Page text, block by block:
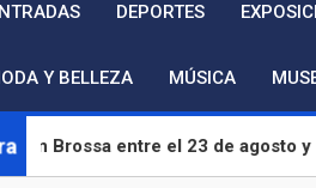
DEPORTES
Y BELLEZA MÚSICA
entre el 23 de agosto y el 13 de